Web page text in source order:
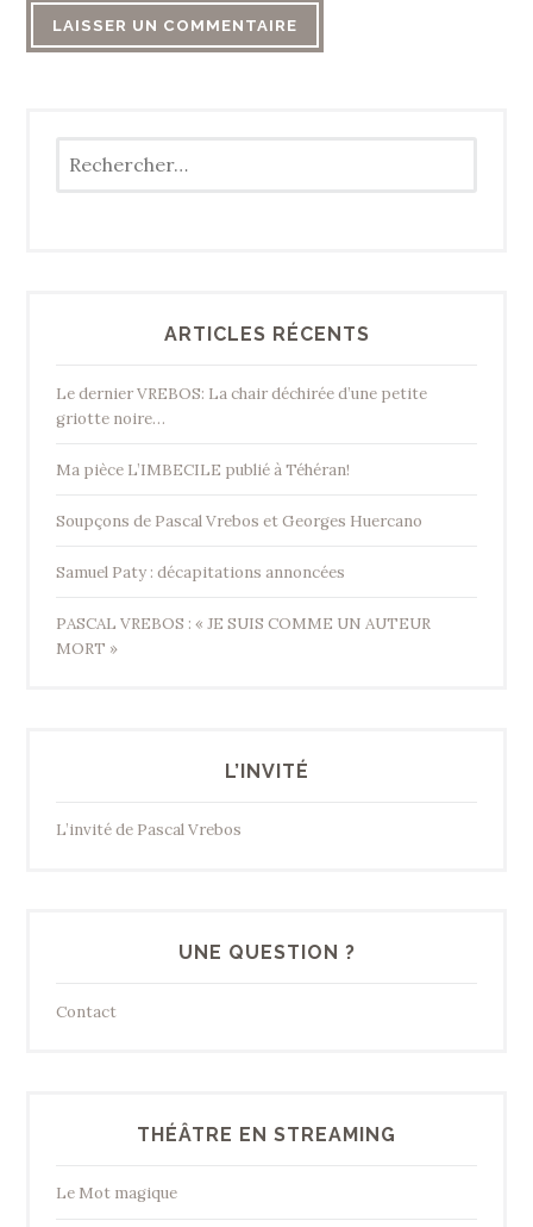
ARTICLES RÉCENTS
Le dernier VREBOS: La chair déchirée d’une petite
griotte noire…
Ma pièce L’IMBECILE publié à Téhéran!
Soupçons de Pascal Vrebos et Georges Huercano
Samuel Paty : décapitations annoncées
PASCAL VREBOS : « JE SUIS COMME UN AUTEUR
MORT »
L’INVITÉ
L’invité de Pascal Vrebos
UNE QUESTION ?
Contact
THÉÂTRE EN STREAMING
Le Mot magique